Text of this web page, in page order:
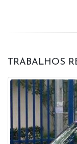
TRABALHOS